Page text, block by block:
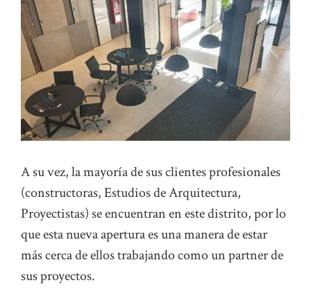
A su vez, la mayoría de sus clientes profesionales
(constructoras, Estudios de Arquitectura,
Proyectistas) se encuentran en este distrito, por lo
que esta nueva apertura es una manera de estar
más cerca de ellos trabajando como un partner de
sus proyectos.